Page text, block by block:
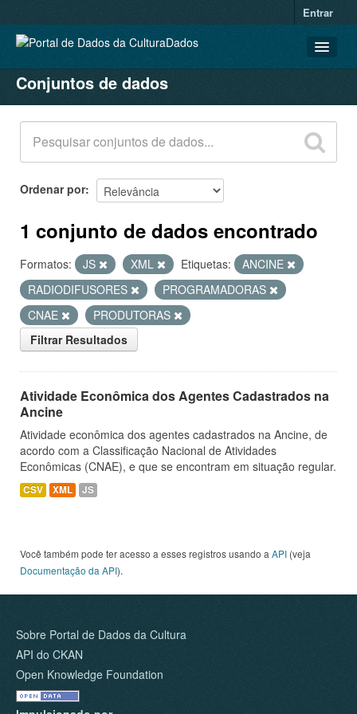
Entrar
CONJUNTOS DE DADOS
ORGANIZAÇÕES
GRUPOS
SOBRE
Conjuntos de dados
Ordenar por
1 conjunto de dados encontrado
Formatos: JS XML Etiquetas:
ANCINE
RADIODIFUSORES
PROGRAMADORAS
CNAE
PRODUTORAS
Filtrar Resultados
Atividade Econômica dos Agentes Cadastrados na
Ancine
Atividade econômica dos agentes cadastrados na Ancine, de
acordo com a Classificação Nacional de Atividades
Econômicas (CNAE), e que se encontram em situação regular.
CSV XML JS
Você também pode ter acesso a esses registros usando a API (veja
Documentação da API).
Sobre Portal de Dados da Cultura
API do CKAN
Open Knowledge Foundation